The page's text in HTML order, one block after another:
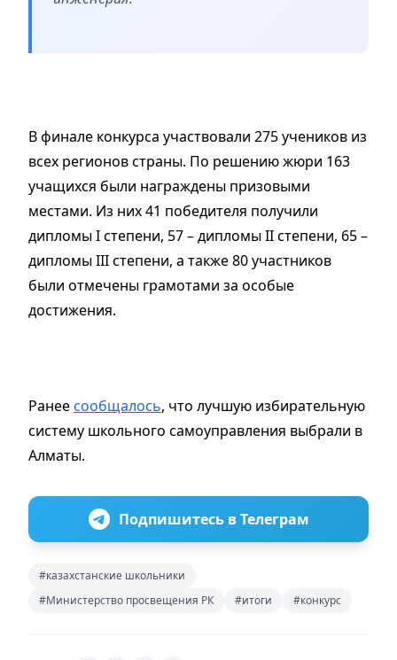
В финале конкурса участвовали 275 учеников из
всех регионов страны. По решению жюри 163
учащихся были награждены призовыми
местами. Из них 41 победителя получили
дипломы I степени, 57 – дипломы II степени, 65 –
дипломы III степени, а также 80 участников
были отмечены грамотами за особые
достижения.
Ранее сообщалось, что лучшую избирательную
систему школьного самоуправления выбрали в
Алматы.
Подпишитесь в Телеграм
#казахстанские школьники
#Министерство просвещения РК
#итоги #конкурс